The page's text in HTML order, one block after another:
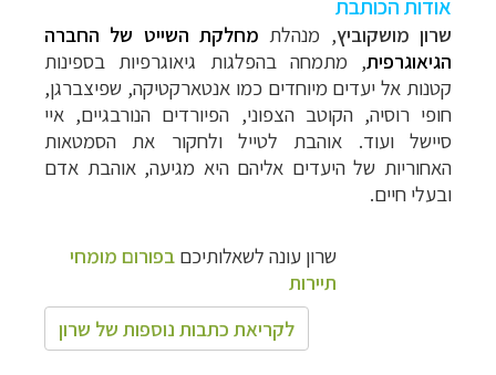
אודות הכותבת
שרון מושקוביץ, מנהלת מחלקת השייט של החברה
הגיאוגרפית, מתמחה בהפלגות גיאוגרפיות בספינות
קטנות אל יעדים מיוחדים כמו אנטארקטיקה, שפיצברגן,
חופי רוסיה, הקוטב הצפוני, הפיורדים הנורבגיים, איי
סיישל ועוד. אוהבת לטייל ולחקור את הסמטאות
האחוריות של היעדים אליהם היא מגיעה, אוהבת אדם
ובעלי חיים.
שרון עונה לשאלותיכם בפורום מומחי
תיירות
לקריאת כתבות נוספות של שרון